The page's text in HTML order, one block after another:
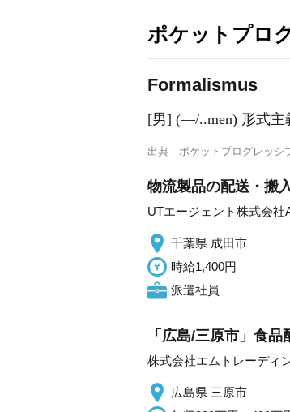
ポケットプロ
Formalismus
[男] (―/..men) 形式主
出典 ポケットプログレッシ
物流製品の配送・搬
UTエージェント株式会社
千葉県 成田市
時給1,400円
派遣社員
「広島/三原市」食
株式会社エムトレーディ
広島県 三原市